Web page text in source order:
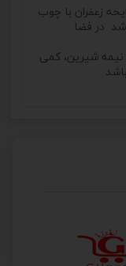
زعفران با چوب
در فضا
نیمه شیرین، کمی